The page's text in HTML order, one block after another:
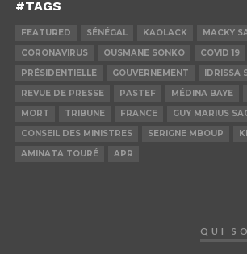
#TAGS
FEATURED SÉNÉGAL KAOLACK
MACKY
CORONAVIRUS
OUSMANE SONKO COVID 19
PRÉSIDENTIELLE
GOUVERNEMENT IDRISSA
REVUE DE PRESSE
PASTEF MÉDINA BAYE
MORT
TRIBUNE FRANCE
GUY MARIUS
CONSEIL DES MINISTRES
SERIGNE MBOUP
AMINATA TOURÉ
APR
QUI